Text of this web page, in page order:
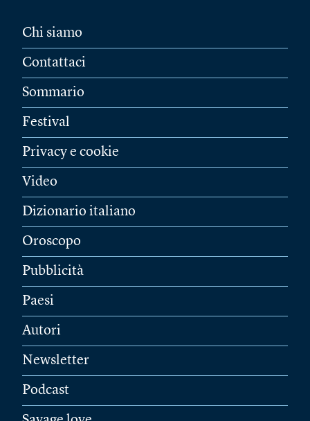
Chi siamo
Contattaci
Sommario
Festival
Privacy e cookie
Video
Dizionario italiano
Oroscopo
Pubblicità
Paesi
Autori
Newsletter
Podcast